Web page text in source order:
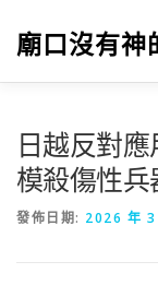
廟口沒有神
日越反對
模殺傷性
發佈日期: 2026 年